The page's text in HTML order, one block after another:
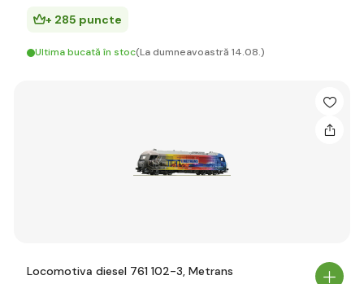
+ 285 puncte
Ultima bucată în stoc(La dumneavoastră 14.08.)
Locomotiva diesel 761 102-3, Metrans